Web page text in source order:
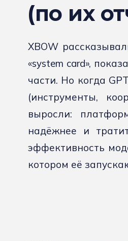
(по их
XBOW
«system card»,
части. Но когда
(инструменты,
выросли:
надёжнее и
эффективность
котором её